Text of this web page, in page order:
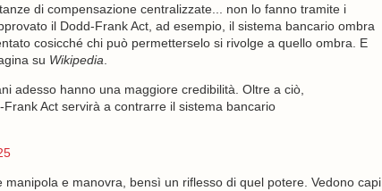
di compensazione centralizzate... non lo fanno tramite i
il Dodd-Frank Act, ad esempio, il sistema bancario ombra
cosicché chi può permetterselo si rivolge a quello ombra. E
su Wikipedia
adesso hanno una maggiore credibilità. Oltre a ciò,
Act servirà a contrarre il sistema bancario
e manovra, bensì un riflesso di quel potere. Vedono capi